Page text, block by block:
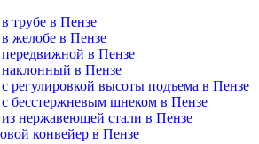
трубе в Пензе
желобе в Пензе
в Пензе
в Пензе
регулировкой высоты подъема в Пензе
бесстержневым шнеком в Пензе
нержавеющей стали в Пензе
конвейер в Пензе